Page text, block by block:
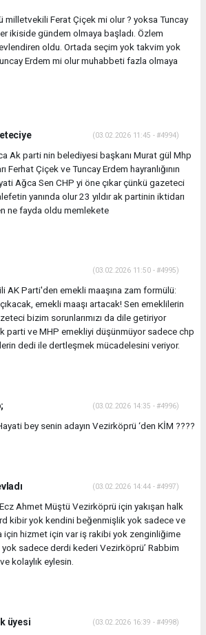
milletvekili Ferat Çiçek mi olur ? yoksa Tuncay
ikiside gündem olmaya başladı. Özlem
oldu. Ortada seçim yok takvim yok
Erdem mi olur muhabbeti fazla olmaya
(03.02.2026 11:45 - #4994)
Ak parti nin belediyesi başkanı Murat gül Mhp
Ferhat Çiçek ve Tuncay Erdem hayranlığının
Ağca Sen CHP yi öne çıkar çünkü gazeteci
yanında olur 23 yıldır ak partinin iktidarı
ne fayda oldu memlekete
(03.02.2026 11:50 - #4995)
AK Parti'den emekli maaşına zam formülü:
emekli maaşı artacak! Sen emeklilerin
bizim sorunlarımızı da dile getiriyor
parti ve MHP emekliyi düşünmüyor sadece chp
dedi ile dertleşmek mücadelesini veriyor.
(03.02.2026 14:35 - #4996)
bey senin adayın Vezirköprü ‘den KİM ????
(03.02.2026 14:44 - #4997)
Ahmet Müştü Vezirköprü için yakışan halk
kibir yok kendini beğenmişlik yok sadece ve
için hizmet için var iş rakibi yok zenginliğime
yok sadece derdi kederi Vezirköprü’ Rabbim
kolaylık eylesin.
üyesi (03.02.2026 16:39 - #4998)